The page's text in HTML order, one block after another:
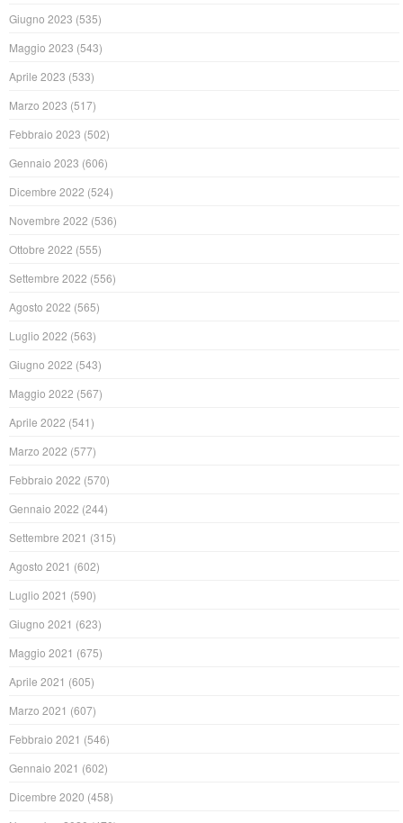
Giugno 2023 (535)
Maggio 2023 (543)
Aprile 2023 (533)
Marzo 2023 (517)
Febbraio 2023 (502)
Gennaio 2023 (606)
Dicembre 2022 (524)
Novembre 2022 (536)
Ottobre 2022 (555)
Settembre 2022 (556)
Agosto 2022 (565)
Luglio 2022 (563)
Giugno 2022 (543)
Maggio 2022 (567)
Aprile 2022 (541)
Marzo 2022 (577)
Febbraio 2022 (570)
Gennaio 2022 (244)
Settembre 2021 (315)
Agosto 2021 (602)
Luglio 2021 (590)
Giugno 2021 (623)
Maggio 2021 (675)
Aprile 2021 (605)
Marzo 2021 (607)
Febbraio 2021 (546)
Gennaio 2021 (602)
Dicembre 2020 (458)